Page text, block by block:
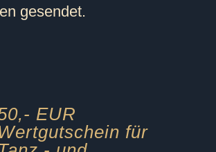
gesendet.
EUR
für